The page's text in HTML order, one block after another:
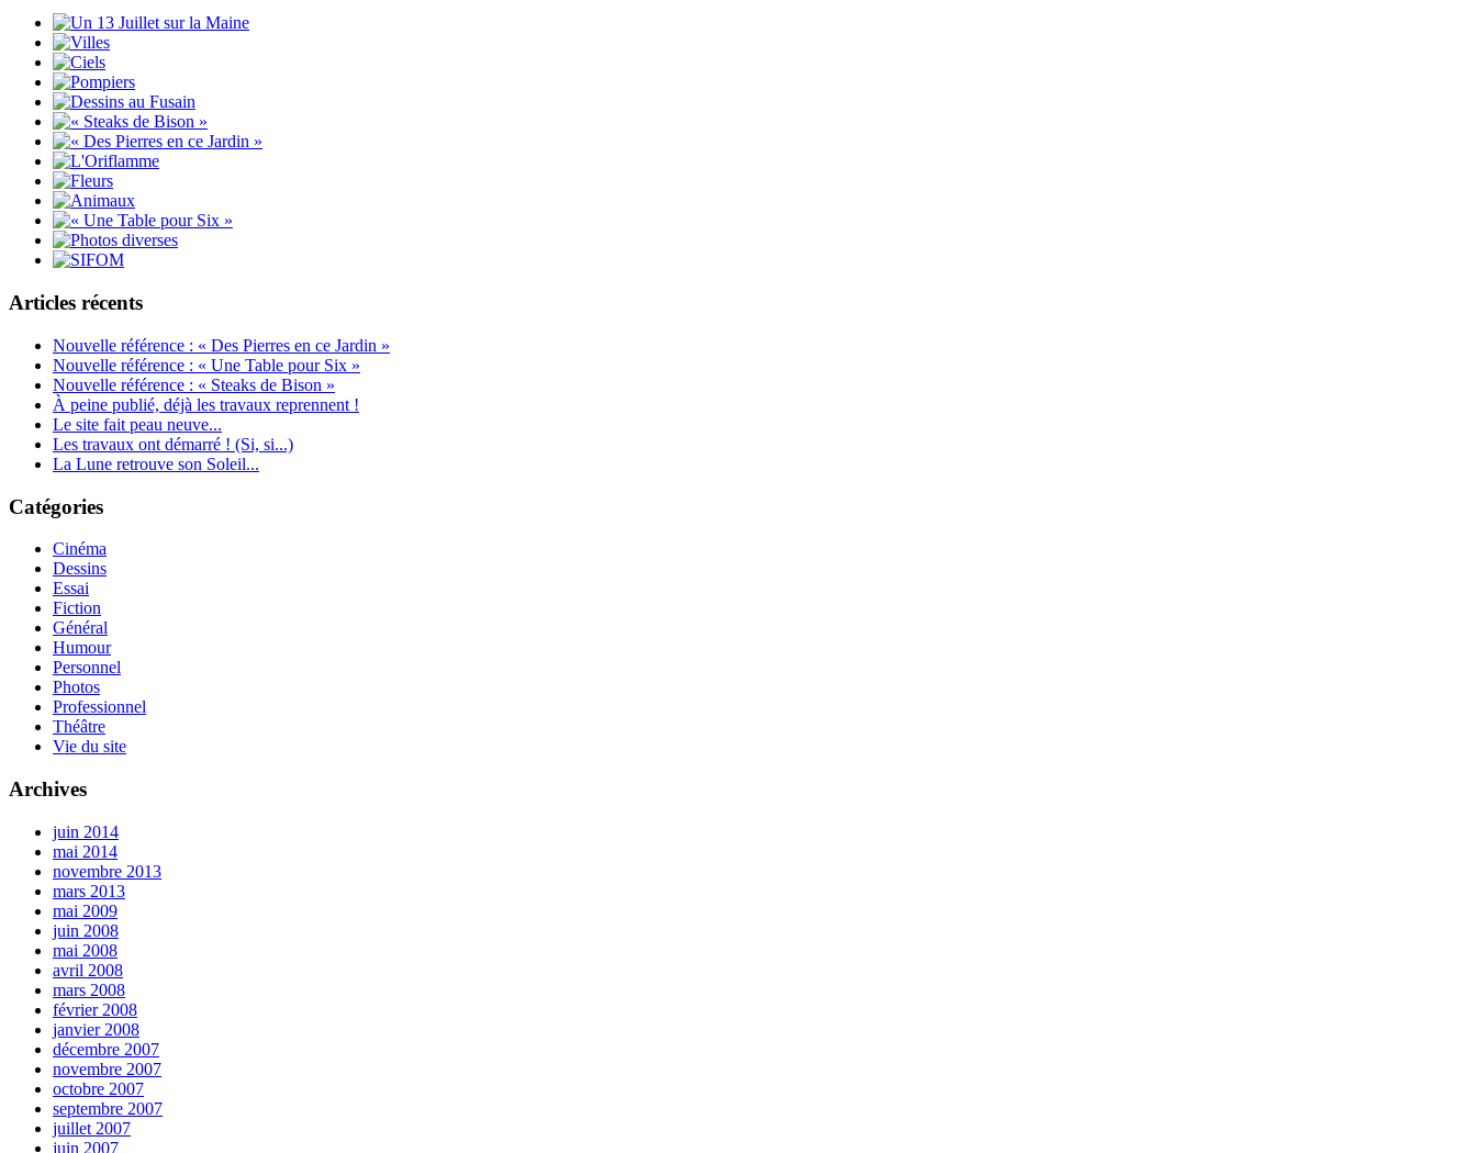
Articles récents
Nouvelle référence : « Des Pierres en ce Jardin »
Nouvelle référence : « Une Table pour Six »
Nouvelle référence : « Steaks de Bison »
À peine publié, déjà les travaux reprennent !
Le site fait peau neuve...
Les travaux ont démarré ! (Si, si...)
La Lune retrouve son Soleil...
Catégories
Cinéma
Dessins
Essai
Fiction
Général
Humour
Personnel
Photos
Professionnel
Théâtre
Vie du site
Archives
juin 2014
mai 2014
novembre 2013
mars 2013
mai 2009
juin 2008
mai 2008
avril 2008
mars 2008
février 2008
janvier 2008
décembre 2007
novembre 2007
octobre 2007
septembre 2007
juillet 2007
juin 2007